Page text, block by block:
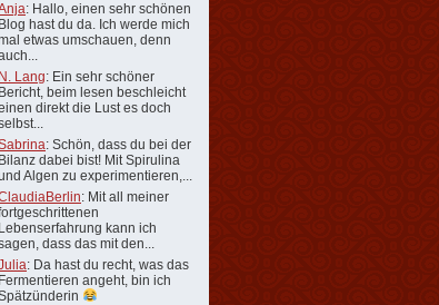
: Hallo, einen sehr schönen
Blog hast du da. Ich werde mich
etwas umschauen, denn
N. Lang: Ein sehr schöner
Bericht, beim lesen beschleicht
direkt die Lust es doch
: Schön, dass du bei der
Bilanz dabei bist! Mit Spirulina
Algen zu experimentieren,...
: Mit all meiner
Lebenserfahrung kann ich
dass das mit den...
: Da hast du recht, was das
Fermentieren angeht, bin ich